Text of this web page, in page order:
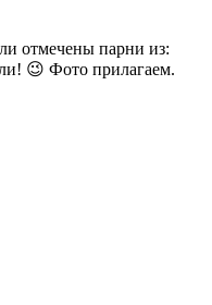
отмечены парни из:
😉 Фото прилагаем.